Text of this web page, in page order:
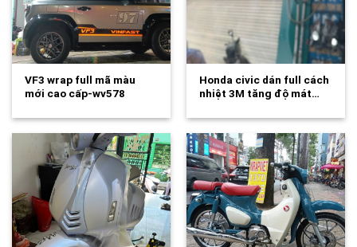
VF3 wrap full mã màu
mới cao cấp-wv578
Honda civic dán full cách
nhiệt 3M tăng độ mát…